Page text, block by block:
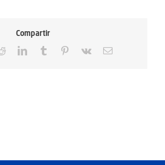
Compartir
RedditLinkedInTumblr Pinterest
Vk Email: